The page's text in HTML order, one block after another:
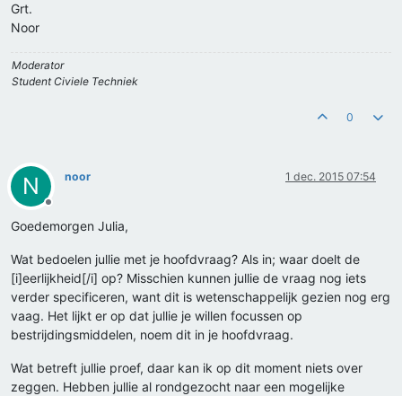
Grt.
Noor
Moderator
Student Civiele Techniek
0
N
Offline
noor 1 dec. 2015 07:54
Goedemorgen Julia,
Wat bedoelen jullie met je hoofdvraag? Als in; waar doelt de
[i]eerlijkheid[/i] op? Misschien kunnen jullie de vraag nog iets
verder specificeren, want dit is wetenschappelijk gezien nog erg
vaag. Het lijkt er op dat jullie je willen focussen op
bestrijdingsmiddelen, noem dit in je hoofdvraag.
Wat betreft jullie proef, daar kan ik op dit moment niets over
zeggen. Hebben jullie al rondgezocht naar een mogelijke